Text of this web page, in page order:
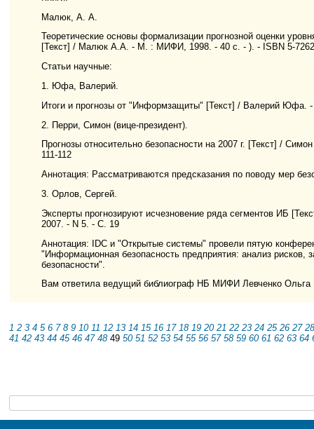
Малюк, А. А.
Теоретические основы формализации прогнозной оценки
[Текст] / Малюк А.А. - М. : МИФИ, 1998. - 40 с. - ). - ISBN 5-
Статьи научные:
1. Юфа, Валерий.
Итоги и прогнозы от "Информзащиты" [Текст] / Валерий
2. Перри, Симон (вице-президент).
Прогнозы относительно безопасности на 2007 г. [Текст] /
111-112
Аннотация: Рассматриваются предсказания по поводу мер
3. Орлов, Сергей.
Эксперты прогнозируют исчезновение ряда сегментов ИБ
2007. - N 5. - С. 19
Аннотация: IDC и "Открытые системы" провели пятую
"Информационная безопасность предприятия: анализ рисков,
безопасности".
Вам ответила ведущий библиограф НБ МИФИ Левченко Ольга
1 2 3 4 5 6 7 8 9 10 11 12 13 14 15 16 17 18 19 20 21 22 23 24 25 26 27 28
41 42 43 44 45 46 47 48 49 50 51 52 53 54 55 56 57 58 59 60 61 62 63 64